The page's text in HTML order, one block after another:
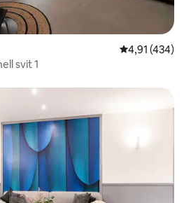
4,91 av 5 i
4,91 (434)
svit 1